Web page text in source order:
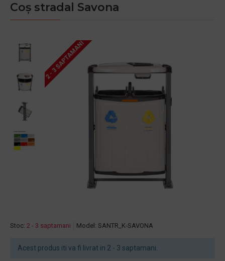
Coș stradal Savona
2 - 3 SAPTAMANI
Stoc: 2 - 3 saptamani Model: SANTR_K-SAVONA
Acest produs iti va fi livrat in 2 - 3 saptamani.